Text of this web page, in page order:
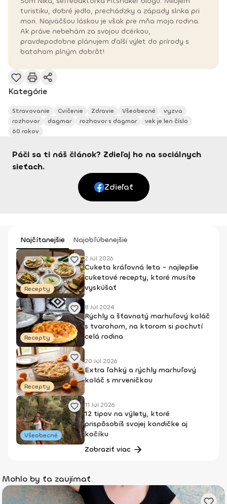
turistiku, dobré jedlo, prechádzky a západy slnka pri
mori. Najväčšou láskou je však pre mňa moja rodina.
Ak práve nebehám za svojou dcérkou,
pravdepodobne plánujem ďalší výlet do prírody s
batohom plným dobrôt!
Kategórie
Stravovanie Cvičenie Zdravie Všeobecné
vyzva
rozhovor
dagmar rozhovor s dagmar
vek je len číslo
60 rokov
Páči sa ti náš článok? Zdieľaj ho na sociálnych
sieťach.
Zdieľať
Najčítanejšie Najobľúbenejšie
Recepty
2 Júl 2026
Cuketa kráľovná leta - najlepšie
cuketové recepty, ktoré musíte
vyskúšať
Recepty
8 Júl 2024
Rýchly a šťavnatý marhuľový koláč
s tvarohom, na ktorom si pochutí
celá rodina
Recepty
20 Júl 2026
Extra ľahký a rýchly marhuľový
koláč s mrveničkou
Všeobecné
11 Júl 2026
12 tipov na výlety, ktoré
prispôsobíš svojej kondičke aj
kočíku
Zobraziť viac
Mohlo by ťa zaujímať